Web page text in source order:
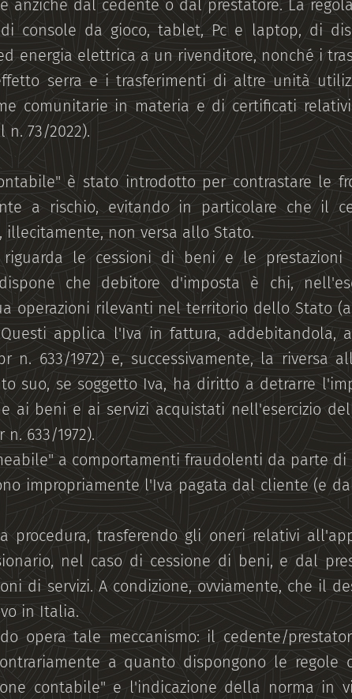
anziché dal cedente o dal prestatore. La
console da gioco, tablet, Pc e laptop, di
energia elettrica a un rivenditore, nonché i
serra e i trasferimenti di altre unità
comunitarie in materia e di certificati
73/2022).
è stato introdotto per contrastare le
a rischio, evitando in particolare che il
non versa allo Stato.
le cessioni di beni e le prestazioni
che debitore d'imposta è chi,
operazioni rilevanti nel territorio dello Stato
Questi applica l'Iva in fattura, addebitandola,
n. 633/1972) e, successivamente, la riversa
suo, se soggetto Iva, ha diritto a detrarre
ai beni e ai servizi acquistati nell'esercizio
633/1972).
a comportamenti fraudolenti da parte di
impropriamente l'Iva pagata dal cliente (e
procedura, trasferendo gli oneri relativi
nel caso di cessione di beni, e dal
di servizi. A condizione, ovviamente, che il
in Italia.
opera tale meccanismo: il cedente/
a quanto dispongono le regole
contabile" e l'indicazione della norma in